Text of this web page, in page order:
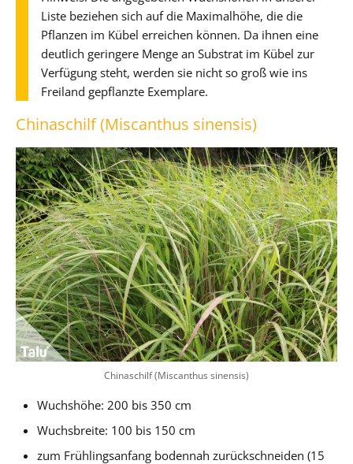
Liste beziehen sich auf die Maximalhöhe, die die
Pflanzen im Kübel erreichen können. Da ihnen eine
deutlich geringere Menge an Substrat im Kübel zur
Verfügung steht, werden sie nicht so groß wie ins
Freiland gepflanzte Exemplare.
Chinaschilf (Miscanthus sinensis)
Chinaschilf (Miscanthus sinensis)
Wuchshöhe: 200 bis 350 cm
Wuchsbreite: 100 bis 150 cm
zum Frühlingsanfang bodennah zurückschneiden (15